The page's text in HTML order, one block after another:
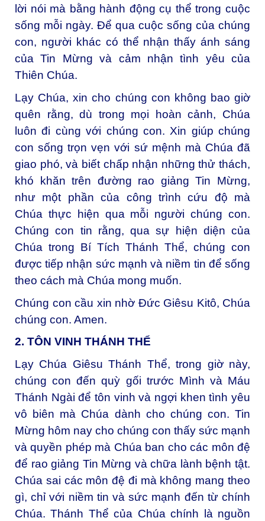
lời nói mà bằng hành động cụ thể trong cuộc
sống mỗi ngày. Để qua cuộc sống của chúng
con, người khác có thể nhận thấy ánh sáng
của Tin Mừng và cảm nhận tình yêu của
Thiên Chúa.
Lạy Chúa, xin cho chúng con không bao giờ
quên rằng, dù trong mọi hoàn cảnh, Chúa
luôn đi cùng với chúng con. Xin giúp chúng
con sống trọn vẹn với sứ mệnh mà Chúa đã
giao phó, và biết chấp nhận những thử thách,
khó khăn trên đường rao giảng Tin Mừng,
như một phần của công trình cứu độ mà
Chúa thực hiện qua mỗi người chúng con.
Chúng con tin rằng, qua sự hiện diện của
Chúa trong Bí Tích Thánh Thể, chúng con
được tiếp nhận sức mạnh và niềm tin để sống
theo cách mà Chúa mong muốn.
Chúng con cầu xin nhờ Đức Giêsu Kitô, Chúa
chúng con. Amen.
2. TÔN VINH THÁNH THỂ
Lạy Chúa Giêsu Thánh Thể, trong giờ này,
chúng con đến quỳ gối trước Mình và Máu
Thánh Ngài để tôn vinh và ngợi khen tình yêu
vô biên mà Chúa dành cho chúng con. Tin
Mừng hôm nay cho chúng con thấy sức mạnh
và quyền phép mà Chúa ban cho các môn đệ
để rao giảng Tin Mừng và chữa lành bệnh tật.
Chúa sai các môn đệ đi mà không mang theo
gì, chỉ với niềm tin và sức mạnh đến từ chính
Chúa. Thánh Thể của Chúa chính là nguồn